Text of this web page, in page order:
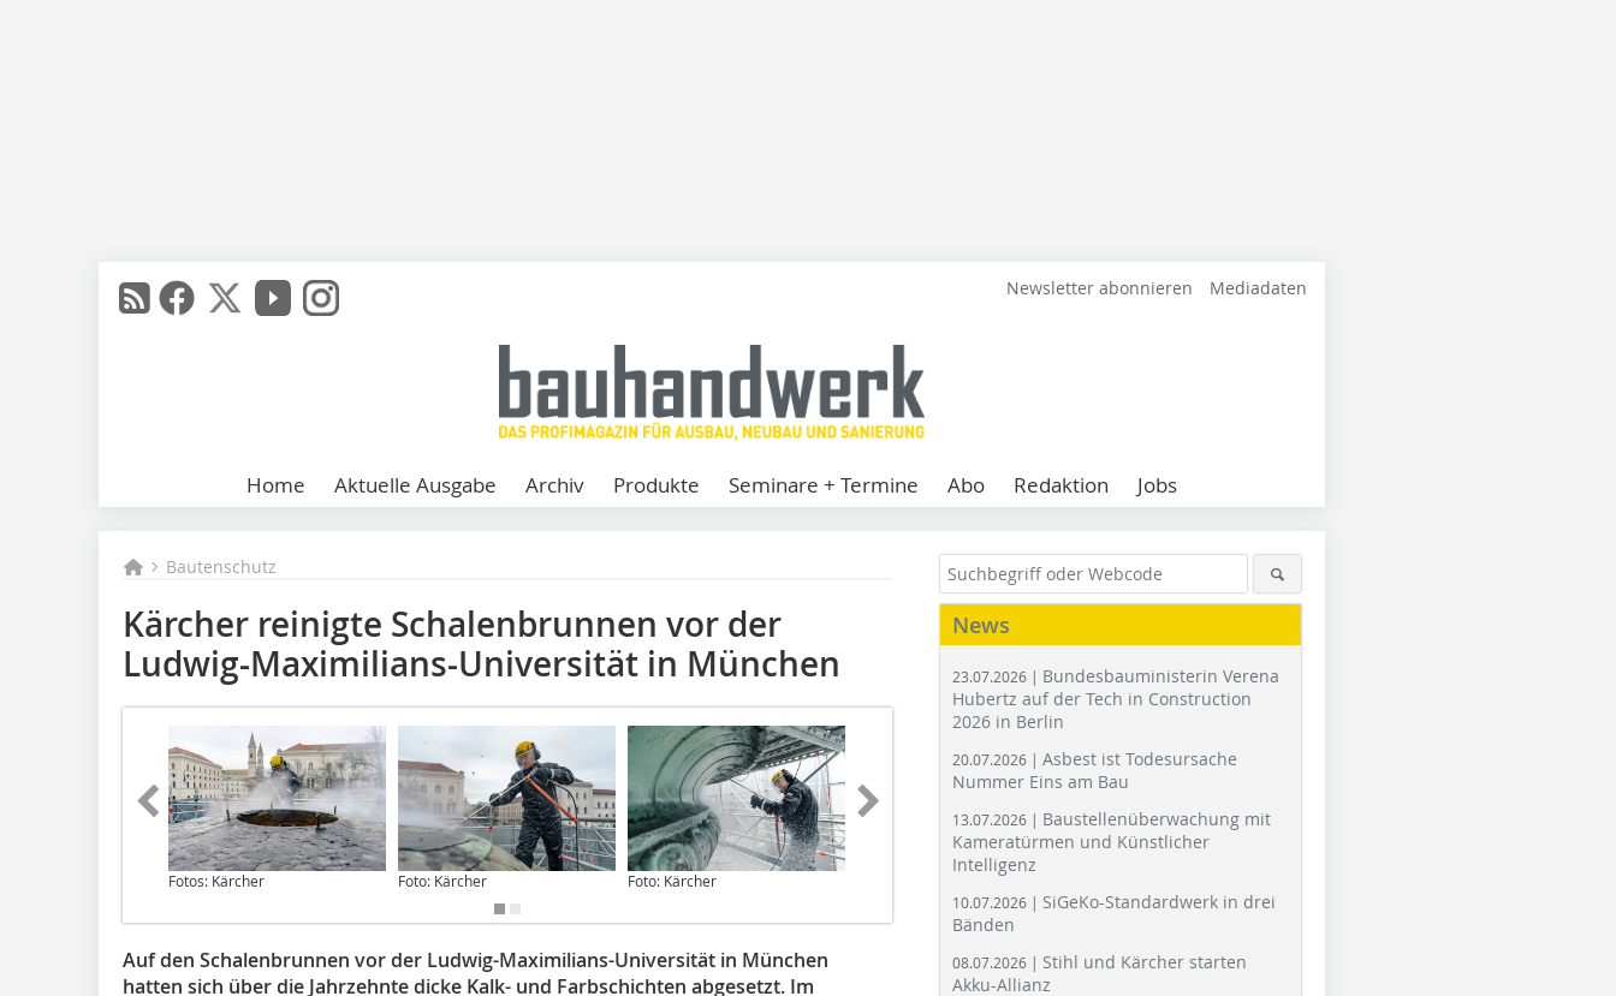
Newsletter abonnieren Mediadaten
Home Aktuelle Ausgabe Archiv Produkte Seminare + Termine Abo Redaktion Jobs
Bautenschutz
Kärcher reinigte Schalenbrunnen vor der
Ludwig-Maximilians-Universität in München
Fotos: Kärcher Foto: Kärcher Foto: Kärcher
Auf den Schalenbrunnen vor der Ludwig-Maximilians-Universität in München
hatten sich über die Jahrzehnte dicke Kalk- und Farbschichten abgesetzt. Im
News
23.07.2026 | Bundesbauministerin Verena
Hubertz auf der Tech in Construction
2026 in Berlin
20.07.2026 | Asbest ist Todesursache
Nummer Eins am Bau
13.07.2026 | Baustellenüberwachung mit
Kameratürmen und Künstlicher
Intelligenz
10.07.2026 | SiGeKo-Standardwerk in drei
Bänden
08.07.2026 | Stihl und Kärcher starten
Akku-Allianz